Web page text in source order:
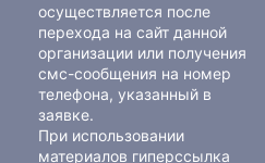
осуществляется после
перехода на сайт данной
организации или получения
смс-сообщения на номер
телефона, указанный в
заявке.
При использовании
материалов гиперссылка